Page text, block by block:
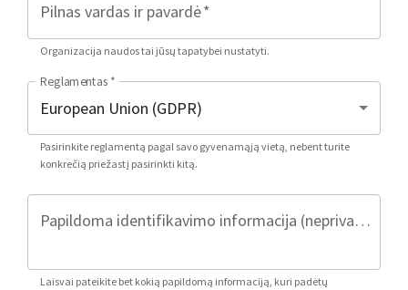
Pilnas vardas ir pavardė*
Organizacija naudos tai jūsų tapatybei nustatyti.
Reglamentas *
Pasirinkite reglamentą pagal savo gyvenamąją vietą, nebent turite
konkrečią priežastį pasirinkti kitą.
Papildoma identifikavimo informacija (neprivaloma)
Laisvai pateikite bet kokią papildomą informaciją, kuri padėtų